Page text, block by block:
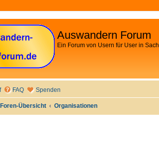
Auswandern Forum
Ein Forum von Usern für User in
FAQ Spenden
Foren-Übersicht Organisationen